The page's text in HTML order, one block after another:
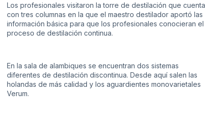
Los profesionales visitaron la torre de destilación que cuenta
con tres columnas en la que el maestro destilador aportó las
información básica para que los profesionales conocieran el
proceso de destilación continua.
En la sala de alambiques se encuentran dos sistemas
diferentes de destilación discontinua. Desde aquí salen las
holandas de más calidad y los aguardientes monovarietales
Verum.